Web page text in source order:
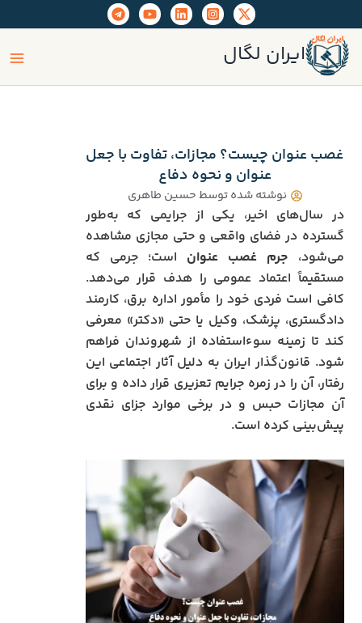
به
محتوا
ایران لگال
غصب عنوان چیست؟ مجازات، تفاوت با جعل
عنوان و نحوه دفاع
نوشته شده توسطحسین طاهری
در سال‌های اخیر، یکی از جرایمی که به‌طور
گسترده در فضای واقعی و حتی مجازی مشاهده
می‌شود، جرم غصب عنوان است؛ جرمی که
مستقیماً اعتماد عمومی را هدف قرار می‌دهد.
کافی است فردی خود را مأمور اداره برق، کارمند
دادگستری، پزشک، وکیل یا حتی «دکتر» معرفی
کند تا زمینه سوءاستفاده از شهروندان فراهم
شود. قانون‌گذار ایران به دلیل آثار اجتماعی این
رفتار، آن را در زمره جرایم تعزیری قرار داده و برای
آن مجازات حبس و در برخی موارد جزای نقدی
پیش‌بینی کرده است.